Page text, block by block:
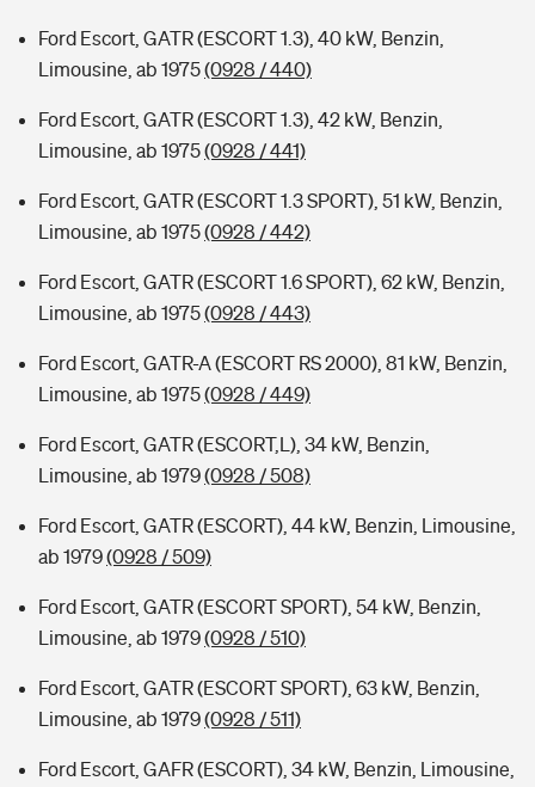
Ford Escort, GATR (ESCORT 1.3), 40 kW, Benzin,
Limousine, ab 1975(0928 / 440)
Ford Escort, GATR (ESCORT 1.3), 42 kW, Benzin,
Limousine, ab 1975(0928 / 441)
Ford Escort, GATR (ESCORT 1.3 SPORT), 51 kW, Benzin,
Limousine, ab 1975(0928 / 442)
Ford Escort, GATR (ESCORT 1.6 SPORT), 62 kW, Benzin,
Limousine, ab 1975(0928 / 443)
Ford Escort, GATR-A (ESCORT RS 2000), 81 kW, Benzin,
Limousine, ab 1975(0928 / 449)
Ford Escort, GATR (ESCORT,L), 34 kW, Benzin,
Limousine, ab 1979(0928 / 508)
Ford Escort, GATR (ESCORT), 44 kW, Benzin, Limousine,
ab 1979(0928 / 509)
Ford Escort, GATR (ESCORT SPORT), 54 kW, Benzin,
Limousine, ab 1979(0928 / 510)
Ford Escort, GATR (ESCORT SPORT), 63 kW, Benzin,
Limousine, ab 1979(0928 / 511)
Ford Escort, GAFR (ESCORT), 34 kW, Benzin, Limousine,